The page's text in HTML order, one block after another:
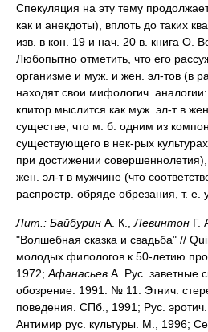
Спекуляция на эту тему
как и анекдоты), вплоть до таких
изв. в кон. 19 и нач. 20 в. книга О.
Любопытно отметить, что его
организме и муж. и жен. эл-тов (в
находят свои мифологич.
клитор мыслится как муж. эл-т в
существе, что м. б. одним из
существующего в нек-рых
при достижении
жен. эл-т в мужчине (что
распростр. обряде обрезания, т. е.
Лит.: Байбурин А. К., Левинтон Г.
"Волшебная сказка и свадьба" //
молодых филологов к 50-летию
1972; Афанасьев А. Рус. заветные
обозрение. 1991. № 11. Этнич.
поведения. СПб., 1991; Рус.
Антимир рус. культуры. М., 1996;